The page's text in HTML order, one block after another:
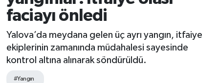
faciayı önledi
Yalova’da meydana gelen üç ayrı yangın, itfaiye
ekiplerinin zamanında müdahalesi sayesinde
kontrol altına alınarak söndürüldü.
#Yangın
SAĞLIK
SPOR
Haber Arşivi